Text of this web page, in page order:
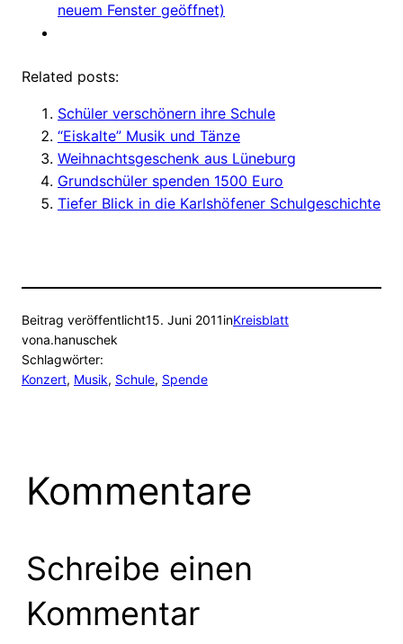
neuem Fenster geöffnet)
Related posts:
Schüler verschönern ihre Schule
“Eiskalte” Musik und Tänze
Weihnachtsgeschenk aus Lüneburg
Grundschüler spenden 1500 Euro
Tiefer Blick in die Karlshöfener Schulgeschichte
Beitrag veröffentlicht15. Juni 2011inKreisblatt
vona.hanuschek
Schlagwörter:
Konzert, Musik, Schule, Spende
Kommentare
Schreibe einen
Kommentar